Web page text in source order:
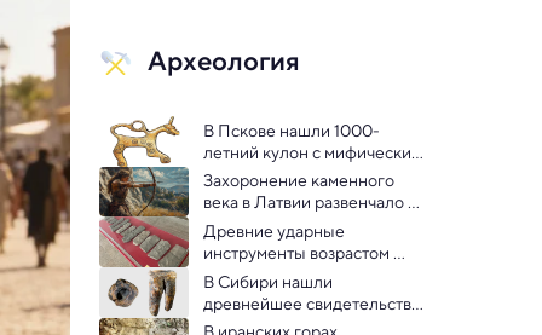
Археология
В Пскове нашли 1000-
летний кулон с мифическим
неизвестным животным
Захоронение каменного
века в Латвии развенчало
стереотип о мужчинах-
охотниках
Древние ударные
инструменты возрастом
3500 лет обнаружили
археологи
В Сибири нашли
древнейшее свидетельство
стоматологии у